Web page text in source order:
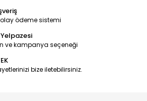
ödeme sistemi
ve kampanya seçeneği
bize iletebilirsiniz.